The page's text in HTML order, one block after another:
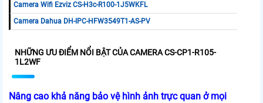
Camera Wifi Ezviz CS-H3c-R100-1J5WKFL
Camera Dahua DH-IPC-HFW3549T1-AS-PV
NHỮNG ƯU ĐIỂM NỔI BẬT CỦA CAMERA CS-CP1-R105-
1L2WF
Nâng cao khả năng bảo vệ hình ảnh trực quan ở mọi